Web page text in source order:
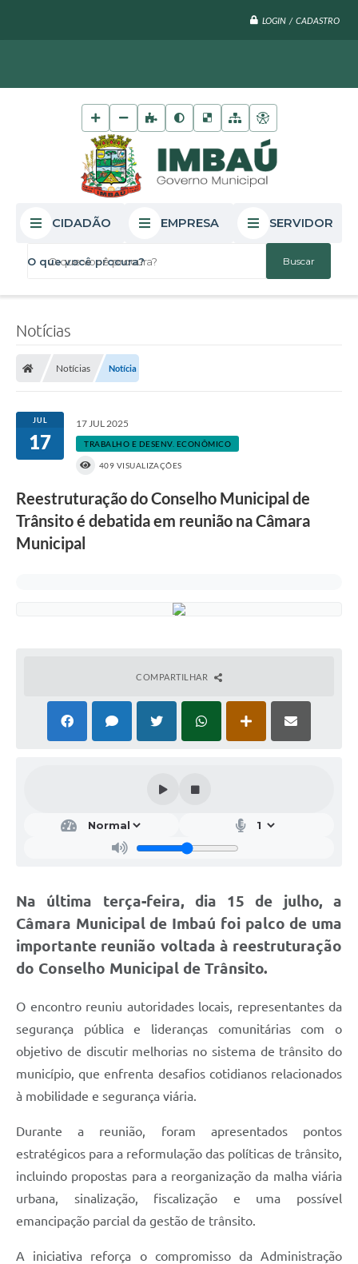
LOGIN / CADASTRO
O que você procura?
CIDADÃO EMPRESA SERVIDOR
Notícias
Notícias Notícia
JUL
17
17 JUL 2025
TRABALHO E DESENV. ECONÔMICO
409 VISUALIZAÇÕES
Reestruturação do Conselho Municipal de
Trânsito é debatida em reunião na Câmara
Municipal
COMPARTILHAR
Na última terça-feira, dia 15 de julho, a
Câmara Municipal de Imbaú foi palco de uma
importante reunião voltada à reestruturação
do Conselho Municipal de Trânsito.
O encontro reuniu autoridades locais, representantes da
segurança pública e lideranças comunitárias com o
objetivo de discutir melhorias no sistema de trânsito do
município, que enfrenta desafios cotidianos relacionados
à mobilidade e segurança viária.
Durante a reunião, foram apresentados pontos
estratégicos para a reformulação das políticas de trânsito,
incluindo propostas para a reorganização da malha viária
urbana, sinalização, fiscalização e uma possível
emancipação parcial da gestão de trânsito.
A iniciativa reforça o compromisso da Administração